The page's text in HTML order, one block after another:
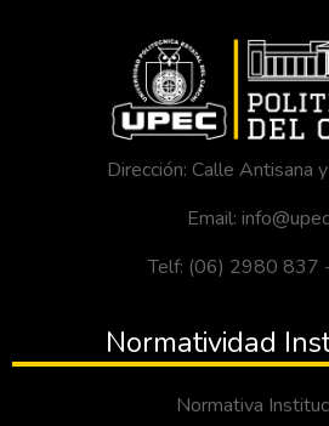
Dirección: Calle Antisana
Email:
Telf: (06) 2980 837
Normatividad
Normativa